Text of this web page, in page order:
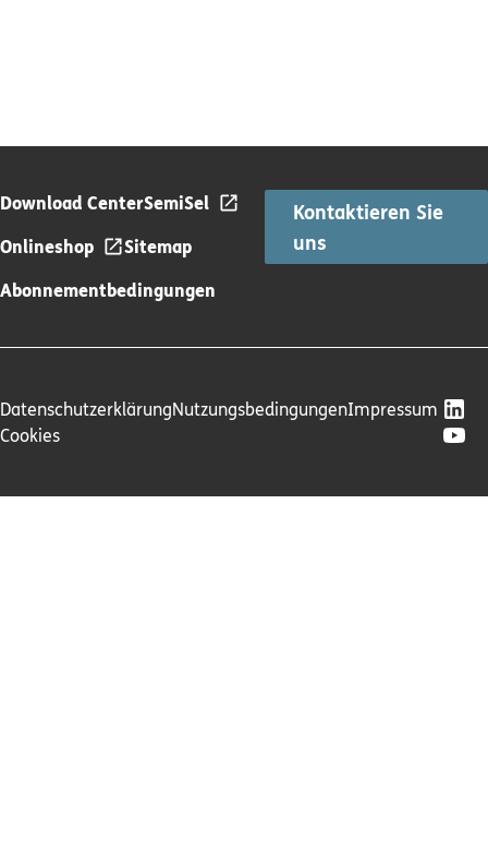
Download CenterSemiSel
Onlineshop
Sitemap
Abonnementbedingungen
Kontaktieren Sie
uns
DatenschutzerklärungNutzungsbedingungenImpressum
Cookies